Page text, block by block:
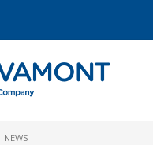
NEWS